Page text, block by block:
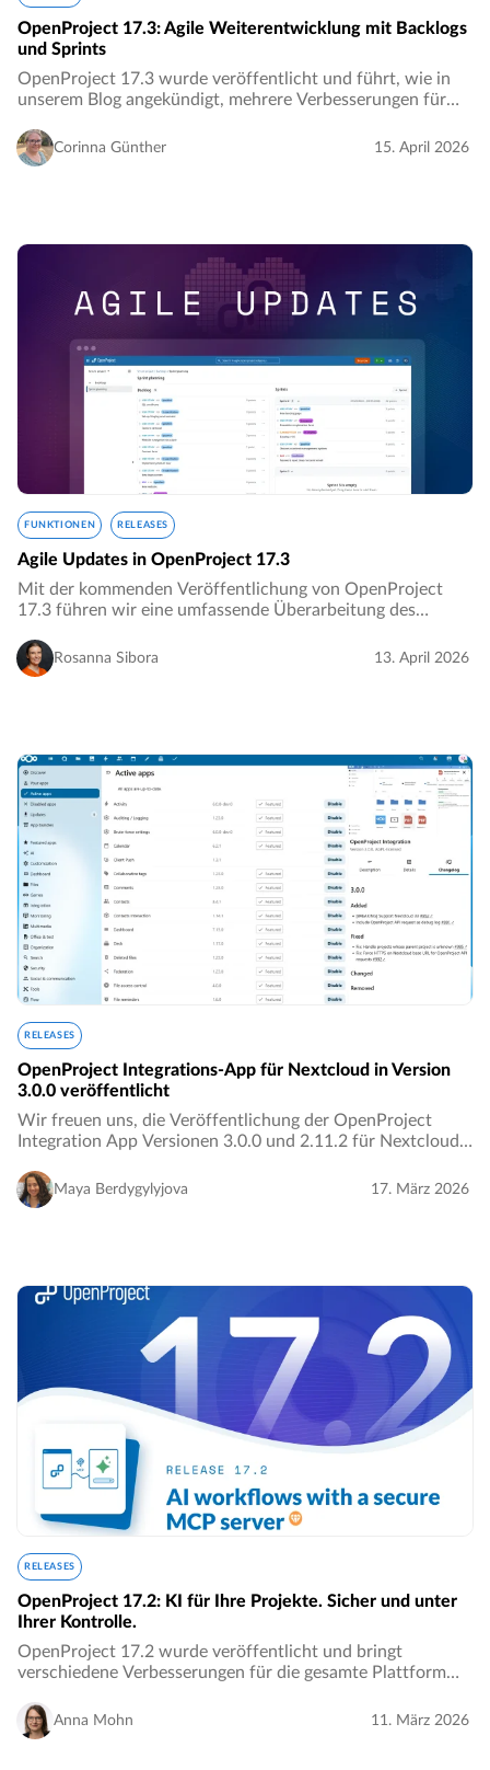
OpenProject 17.3: Agile Weiterentwicklung mit Backlogs
und Sprints
OpenProject 17.3 wurde veröffentlicht und führt, wie in
unserem Blog angekündigt, mehrere Verbesserungen für
Strukturierung der Arbeit mit Sprints,…
Corinna Günther 15. April 2026
FUNKTIONEN RELEASES
Agile Updates in OpenProject 17.3
Mit der kommenden Veröffentlichung von OpenProject
17.3 führen wir eine umfassende Überarbeitung des
agilen Arbeitsabläufe reibungsloser, intuitiver…
Rosanna Sibora 13. April 2026
RELEASES
OpenProject Integrations-App für Nextcloud in Version
3.0.0 veröffentlicht
Wir freuen uns, die Veröffentlichung der OpenProject
Integration App Versionen 3.0.0 und 2.11.2 für Nextcloud
Maya Berdygylyjova 17. März 2026
RELEASES
OpenProject 17.2: KI für Ihre Projekte. Sicher und unter
Ihrer Kontrolle.
OpenProject 17.2 wurde veröffentlicht und bringt
verschiedene Verbesserungen für die gesamte Plattform
Ihre Projekte zu integrieren, verbessert…
Anna Mohn 11. März 2026